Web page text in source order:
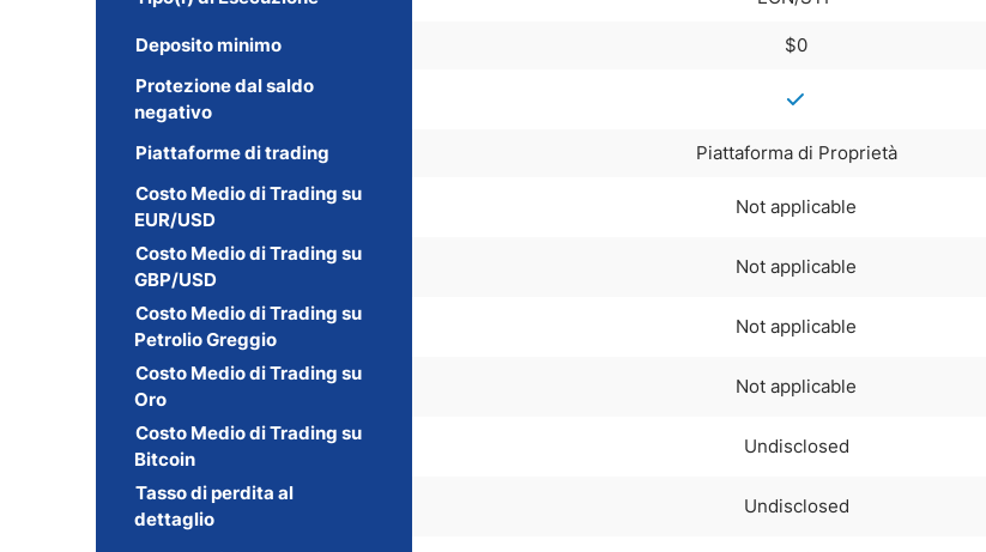
Deposito minimo
$0
Protezione dal saldo
negativo
Piattaforme di trading
Piattaforma di Proprietà
Costo Medio di Trading su
EUR/USD
Not applicable
Costo Medio di Trading su
GBP/USD
Not applicable
Costo Medio di Trading su
Petrolio Greggio
Not applicable
Costo Medio di Trading su
Oro
Not applicable
Costo Medio di Trading su
Bitcoin
Undisclosed
Tasso di perdita al
dettaglio
Undisclosed